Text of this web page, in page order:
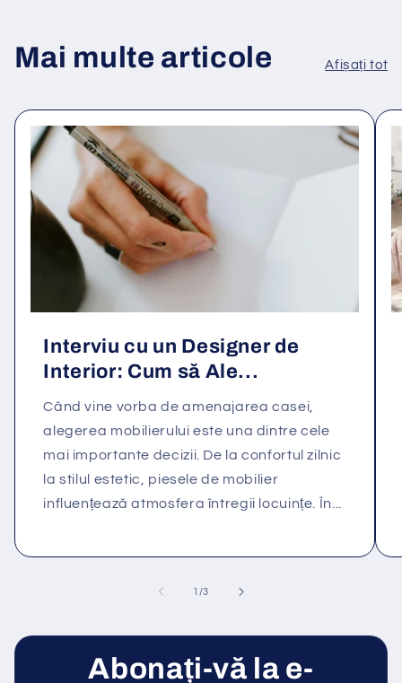
Mai multe articole Afișați tot
Interviu cu un Designer de
Interior: Cum să Ale...
Când vine vorba de amenajarea casei,
alegerea mobilierului este una dintre cele
mai importante decizii. De la confortul zilnic
la stilul estetic, piesele de mobilier
influențează atmosfera întregii locuințe. În...
1 /din
3
Abonați-vă la e-